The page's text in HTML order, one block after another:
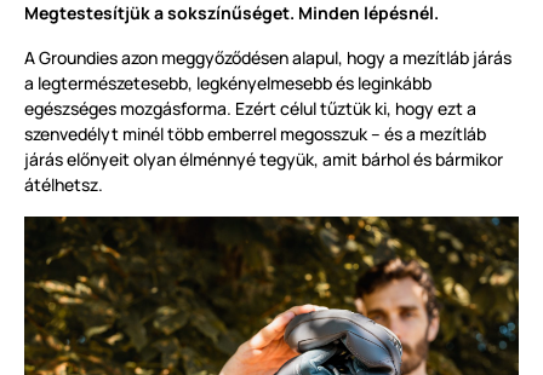
Megtestesítjük a sokszínűséget. Minden lépésnél.
A Groundies azon meggyőződésen alapul, hogy a mezítláb járás
a legtermészetesebb, legkényelmesebb és leginkább
egészséges mozgásforma. Ezért célul tűztük ki, hogy ezt a
szenvedélyt minél több emberrel megosszuk – és a mezítláb
járás előnyeit olyan élménnyé tegyük, amit bárhol és bármikor
átélhetsz.